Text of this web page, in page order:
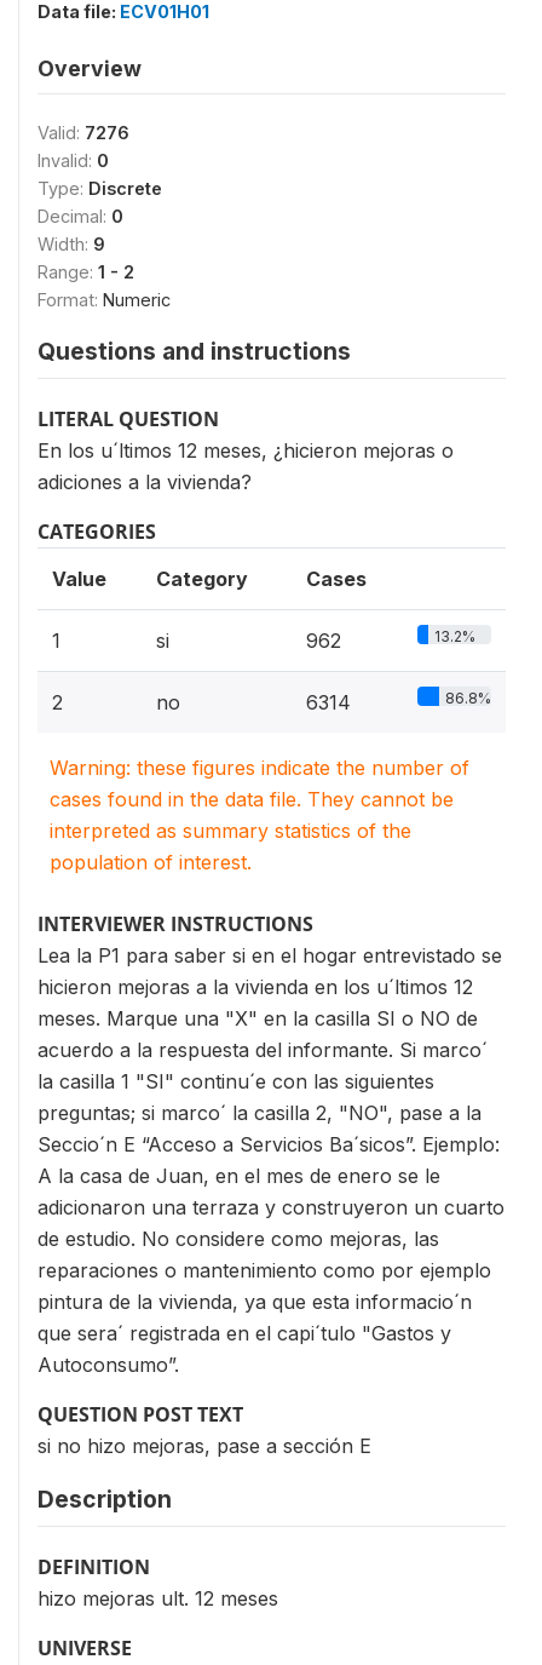
Data file: ECV01H01
Overview
Valid: 7276
Invalid: 0
Type: Discrete
Decimal: 0
Width: 9
Range: 1 - 2
Format: Numeric
Questions and instructions
LITERAL QUESTION
En los u´ltimos 12 meses, ¿hicieron mejoras o
adiciones a la vivienda?
CATEGORIES
Value Category Cases
1 si 962 13.2%
2 no 6314 86.8%
Warning: these figures indicate the number of
cases found in the data file. They cannot be
interpreted as summary statistics of the
population of interest.
INTERVIEWER INSTRUCTIONS
Lea la P1 para saber si en el hogar entrevistado se
hicieron mejoras a la vivienda en los u´ltimos 12
meses. Marque una "X" en la casilla SI o NO de
acuerdo a la respuesta del informante. Si marco´
la casilla 1 "SI" continu´e con las siguientes
preguntas; si marco´ la casilla 2, "NO", pase a la
Seccio´n E “Acceso a Servicios Ba´sicos”. Ejemplo:
A la casa de Juan, en el mes de enero se le
adicionaron una terraza y construyeron un cuarto
de estudio. No considere como mejoras, las
reparaciones o mantenimiento como por ejemplo
pintura de la vivienda, ya que esta informacio´n
que sera´ registrada en el capi´tulo "Gastos y
Autoconsumo”.
QUESTION POST TEXT
si no hizo mejoras, pase a sección E
Description
DEFINITION
hizo mejoras ult. 12 meses
UNIVERSE